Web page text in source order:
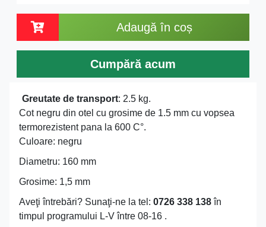
Adaugă în coș
Cumpără acum
Greutate de transport: 2.5 kg.
Cot negru din otel cu grosime de 1.5 mm cu vopsea
termorezistent pana la 600 C°.
Culoare: negru
Diametru: 160 mm
Grosime: 1,5 mm
Aveţi întrebări? Sunaţi-ne la tel: 0726 338 138în
timpul programului L-V între 08-16 .